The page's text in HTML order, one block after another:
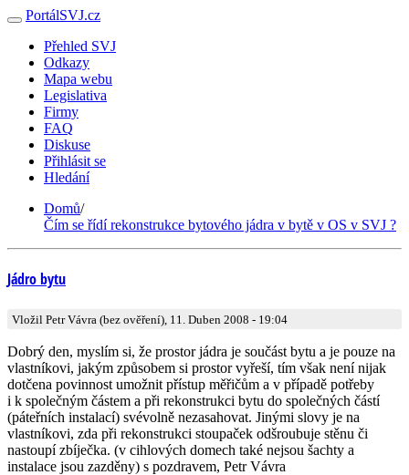
PortálSVJ.cz
Přehled SVJ
Odkazy
Mapa webu
Legislativa
Firmy
FAQ
Diskuse
Přihlásit se
Hledání
Domů/
Čím se řídí rekonstrukce bytového jádra v bytě v OS v SVJ ?
Jádro bytu
Vložil Petr Vávra (bez ověření), 11. Duben 2008 - 19:04
Dobrý den, myslím si, že prostor jádra je součást bytu a je pouze na
vlastníkovi, jakým způsobem si prostor vyřeší, tím však není nijak
dotčena povinnost umožnit přístup měřičům a v případě potřeby
i k společným částem a při rekonstrukci bytu do společných částí
(páteřních instalací) svévolně nezasahovat. Jinými slovy je na
vlastníkovi, zda při rekonstrukci stoupaček odšroubuje stěnu či
nastoupí zbíječka. (v cihlových domech také nejsou šachty a
instalace jsou zazděny) s pozdravem, Petr Vávra